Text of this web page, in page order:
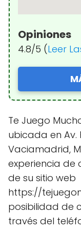
Opiniones
4.8/5 (Leer
Te Juego
ubicada en Av.
Vaciamadrid,
experiencia
de su sitio web
https://
posibilidad de
través del